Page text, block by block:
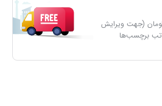
بالای ۵۰۰ هزار تومان (جهت ویرایش
تب برچسب‌ها